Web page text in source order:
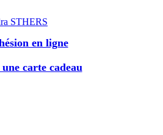
STHERS
en ligne
carte cadeau